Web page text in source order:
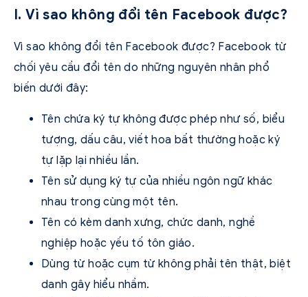
I. Vì sao không đổi tên Facebook được?
Vì sao không đổi tên Facebook được? Facebook từ
chối yêu cầu đổi tên do những nguyên nhân phổ
biến dưới đây:
Tên chứa ký tự không được phép như số, biểu
tượng, dấu câu, viết hoa bất thường hoặc ký
tự lặp lại nhiều lần.
Tên sử dụng ký tự của nhiều ngôn ngữ khác
nhau trong cùng một tên.
Tên có kèm danh xưng, chức danh, nghề
nghiệp hoặc yếu tố tôn giáo.
Dùng từ hoặc cụm từ không phải tên thật, biệt
danh gây hiểu nhầm.